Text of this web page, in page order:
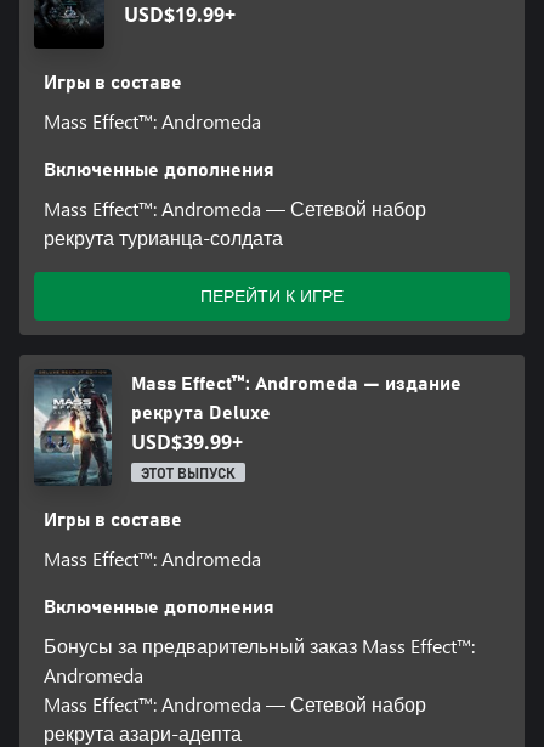
USD$19.99+
Игры в составе
Mass Effect™: Andromeda
Включенные дополнения
Mass Effect™: Andromeda — Сетевой набор
рекрута турианца-солдата
ПЕРЕЙТИ К ИГРЕ
Mass Effect™: Andromeda — издание
рекрута Deluxe
USD$39.99+
ЭТОТ ВЫПУСК
Игры в составе
Mass Effect™: Andromeda
Включенные дополнения
Бонусы за предварительный заказ Mass Effect™:
Andromeda
Mass Effect™: Andromeda — Сетевой набор
рекрута азари-адепта